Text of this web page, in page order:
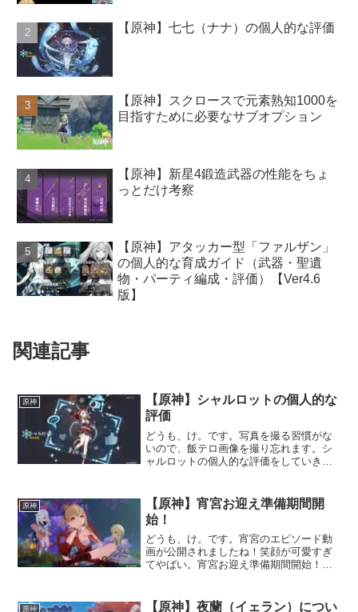
【原神】七七（ナナ）の個人的な評価
【原神】スクロースで元素熟知1000を
目指すために必要なサブオプション
【原神】新星4鍛造武器の性能をちょ
っとだけ考察
【原神】アタッカー型「ファルザン」
の個人的な育成ガイド（武器・聖遺
物・パーティ編成・評価）【Ver4.6
版】
関連記事
原神
【原神】シャルロットの個人的な
評価
どうも、け。です。写真を撮る習慣がな
いので、飯テロ画像を撮り忘れます。シ
ャルロットの個人的な評価をしていきま
その都度更新していきます。（現在世界
ランク8、2凸）各キャラ...
原神
【原神】宵宮お迎え準備期間開
始！
どうも、け。です。宵宮のエピソード動
画が公開されましたね！笑顔が可愛すぎ
てやばい。宵宮お迎え準備期間開始！伝
か行っちゃって泣いてます。来週には宵
原神
【原神】夜蘭（イェラン）につい